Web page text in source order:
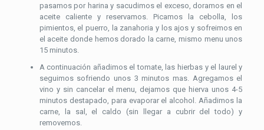
pasamos por harina y sacudimos el exceso, doramos en el
aceite caliente y reservamos. Picamos la cebolla, los
pimientos, el puerro, la zanahoria y los ajos y sofreimos en
el aceite donde hemos dorado la carne, mismo menu unos
15 minutos.
A continuación añadimos el tomate, las hierbas y el laurel y
seguimos sofriendo unos 3 minutos mas. Agregamos el
vino y sin cancelar el menu, dejamos que hierva unos 4-5
minutos destapado, para evaporar el alcohol. Añadimos la
carne, la sal, el caldo (sin llegar a cubrir del todo) y
removemos.